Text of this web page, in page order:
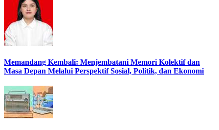
Memandang Kembali: Menjembatani Memori Kolektif dan
Masa Depan Melalui Perspektif Sosial, Politik, dan Ekonomi